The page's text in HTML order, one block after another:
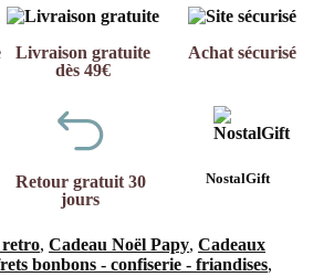
Livraison gratuite
dès 49€
Achat sécurisé
Retour gratuit 30
jours
NostalGift
retro, Cadeau Noël Papy, Cadeaux
bonbons - confiserie - friandises,